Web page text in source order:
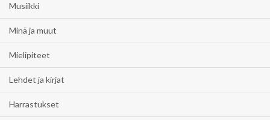
Musiikki
Minä ja muut
Mielipiteet
Lehdet ja kirjat
Harrastukset